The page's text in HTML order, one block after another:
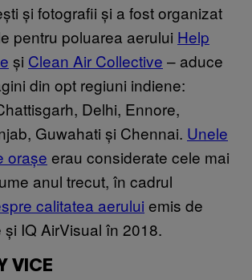
și fotografii și a fost organizat
pentru poluarea aerului Help
și Clean Air Collective – aduce
din opt regiuni indiene:
Delhi, Ennore,
Guwahati și Chennai. Unele
orașe erau considerate cele mai
anul trecut, în cadrul
calitatea aerului emis de
IQ AirVisual în 2018.
VICE